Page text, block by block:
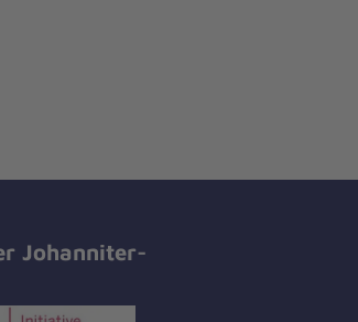
Johanniter-